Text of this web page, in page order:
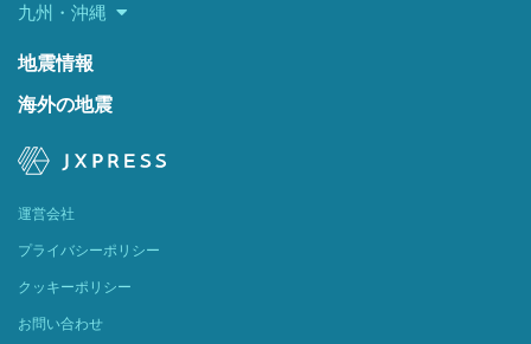
九州・沖縄
地震情報
海外の地震
運営会社
プライバシーポリシー
クッキーポリシー
お問い合わせ